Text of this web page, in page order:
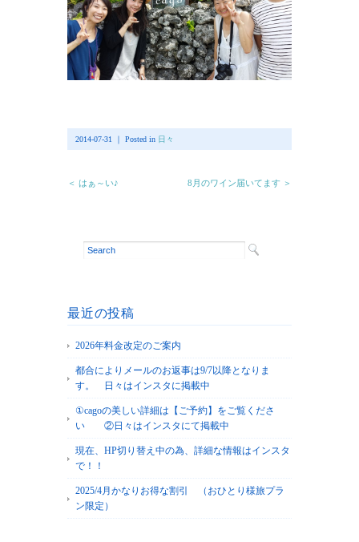
2014-07-31 ｜ Posted in 日々
＜ はぁ～い♪ 8月のワイン届いてます ＞
最近の投稿
2026年料金改定のご案内
都合によりメールのお返事は9/7以降となりま
す。 日々はインスタに掲載中
①cagoの美しい詳細は【ご予約】をご覧くださ
い ②日々はインスタにて掲載中
現在、HP切り替え中の為、詳細な情報はインスタ
で！！
2025/4月かなりお得な割引 （おひとり様旅プラ
ン限定）